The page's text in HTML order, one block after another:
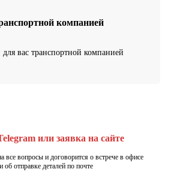
компанией
вас транспортной компанией
или заявка на сайте
все вопросы и договорится о встрече в офисе
об отправке деталей по почте